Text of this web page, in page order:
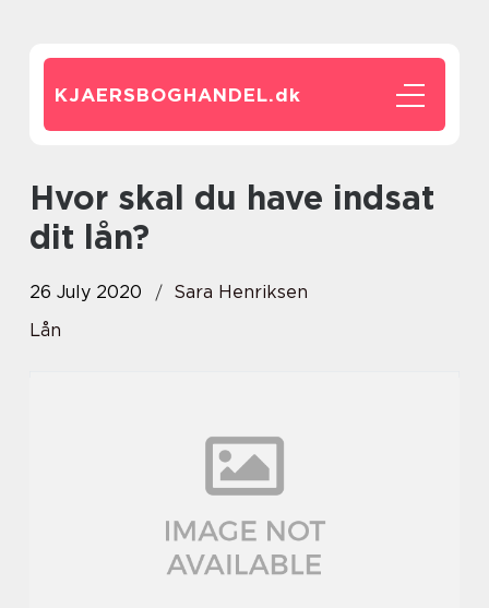
KJAERSBOGHANDEL.dk
Hvor skal du have indsat
dit lån?
26 July 2020
Sara Henriksen
Lån